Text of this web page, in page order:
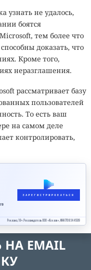
узнать не удалось,
боятся
тем более что
доказать, что
Кроме того,
неразглашения.
рассматривает базу
пользователей
То есть ваш
на самом деле
контролировать,
ЗАРЕГИСТРИРОВАТЬСЯ
Реклама, 18+. Рекламодатель ООО «Кселло», ИНН 7708344509
EMAIL